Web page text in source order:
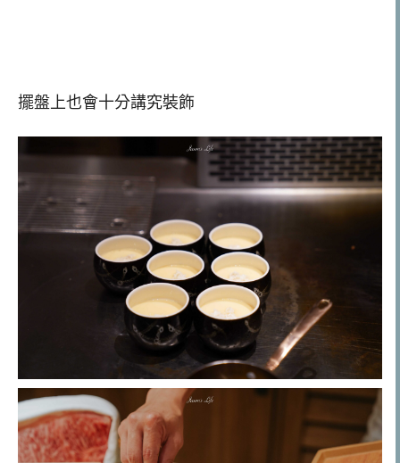
擺盤上也會十分講究裝飾